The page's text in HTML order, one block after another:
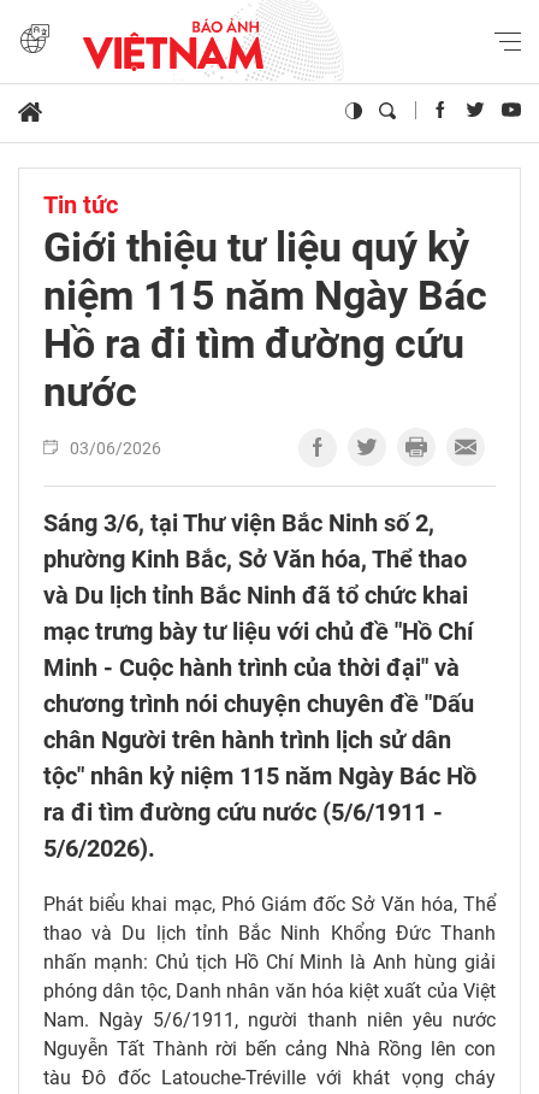
Tin tức
Giới thiệu tư liệu quý kỷ
niệm 115 năm Ngày Bác
Hồ ra đi tìm đường cứu
nước
03/06/2026
Sáng 3/6, tại Thư viện Bắc Ninh số 2,
phường Kinh Bắc, Sở Văn hóa, Thể thao
và Du lịch tỉnh Bắc Ninh đã tổ chức khai
mạc trưng bày tư liệu với chủ đề "Hồ Chí
Minh - Cuộc hành trình của thời đại" và
chương trình nói chuyện chuyên đề "Dấu
chân Người trên hành trình lịch sử dân
tộc" nhân kỷ niệm 115 năm Ngày Bác Hồ
ra đi tìm đường cứu nước (5/6/1911 -
5/6/2026).
Phát biểu khai mạc, Phó Giám đốc Sở Văn hóa, Thể
thao và Du lịch tỉnh Bắc Ninh Khổng Đức Thanh
nhấn mạnh: Chủ tịch Hồ Chí Minh là Anh hùng giải
phóng dân tộc, Danh nhân văn hóa kiệt xuất của Việt
Nam. Ngày 5/6/1911, người thanh niên yêu nước
Nguyễn Tất Thành rời bến cảng Nhà Rồng lên con
tàu Đô đốc Latouche-Tréville với khát vọng cháy